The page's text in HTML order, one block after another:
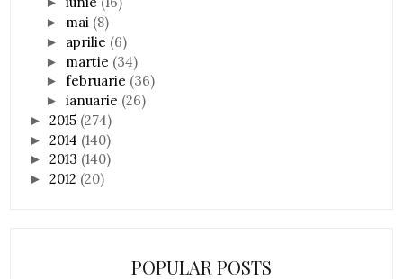
► mai (8)
► aprilie (6)
► martie (34)
►februarie (36)
►ianuarie (26)
►2015 (274)
►2014 (140)
►2013 (140)
►2012 (20)
POPULAR POSTS